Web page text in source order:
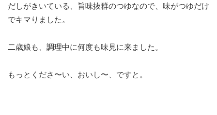
だしがきいている、旨味抜群のつゆなので、味がつゆだけ
でキマりました。
二歳娘も、調理中に何度も味見に来ました。
もっとくださ〜い、おいし〜、ですと。